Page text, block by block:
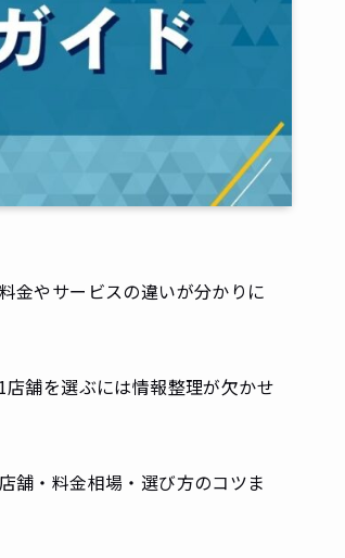
金やサービスの違いが分かりに
舗を選ぶには情報整理が欠かせ
舗・料金相場・選び方のコツま